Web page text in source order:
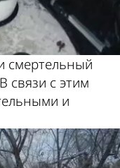
смертельный
связи с этим
и